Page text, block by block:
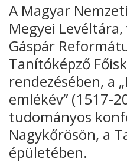
A Magyar
Megyei
Gáspár
Tanítóképző
rendezésében, a
emlékév” (1517-
tudományos
Nagykőrösön, a
épületében.